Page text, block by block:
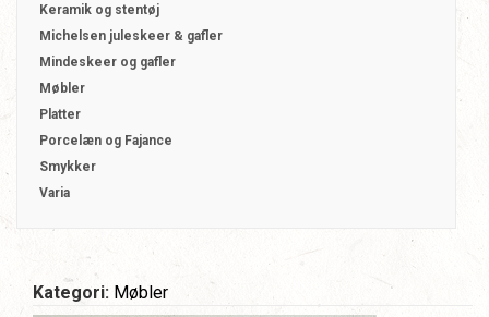
Keramik og stentøj
Michelsen juleskeer & gafler
Mindeskeer og gafler
Møbler
Platter
Porcelæn og Fajance
Smykker
Varia
Kategori: Møbler